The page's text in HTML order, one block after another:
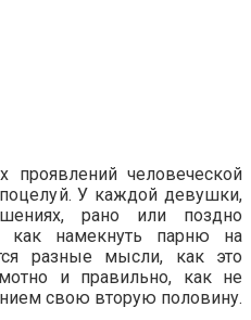
человеческой
У каждой девушки,
рано или поздно
намекнуть парню на
разные мысли, как это
и правильно, как не
свою вторую половину.